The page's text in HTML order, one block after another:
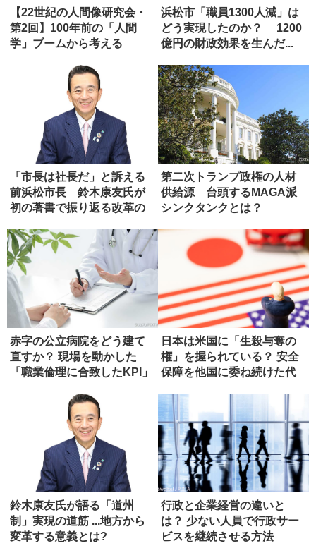
【22世紀の人間像研究会・
第2回】100年前の「人間
学」ブームから考える
浜松市「職員1300人減」は
どう実現したのか？ 1200
億円の財政効果を生んだ...
「市長は社長だ」と訴える
前浜松市長 鈴木康友氏が
初の著書で振り返る改革の
第二次トランプ政権の人材
供給源 台頭するMAGA派
シンクタンクとは？
赤字の公立病院をどう建て
直すか？ 現場を動かした
「職業倫理に合致したKPI」
日本は米国に「生殺与奪の
権」を握られている？ 安全
保障を他国に委ね続けた代
鈴木康友氏が語る「道州
制」実現の道筋 ...地方から
変革する意義とは?
行政と企業経営の違いと
は？ 少ない人員で行政サー
ビスを継続させる方法